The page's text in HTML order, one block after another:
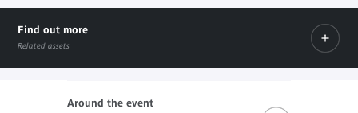
Find out more
Related assets
Around the event